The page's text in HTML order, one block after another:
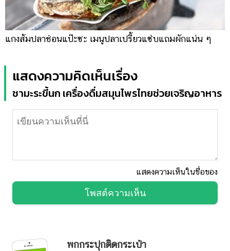
แกงส้มปลาช่อนแป๊ะซะ เมนูปลาเปรี้ยวแซ่บแถมผักแน่น ๆ
แสดงความคิดเห็นเรื่อง
ชามะระขี้นก เครื่องดื่มสมุนไพรไทยช่วยเจริญอาหาร
แสดงความเห็นในชื่อของ
โพสต์ความเห็น
พกกระปุกติดกระเป๋า